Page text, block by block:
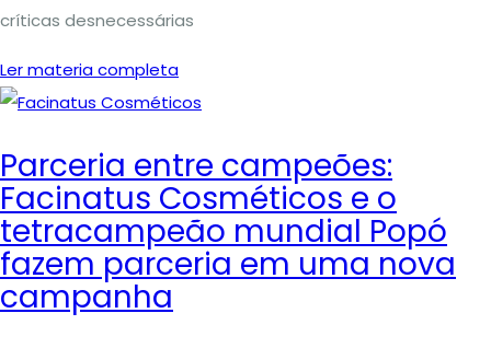
críticas desnecessárias
Ler materia completa
Parceria entre campeões:
Facinatus Cosméticos e o
tetracampeão mundial Popó
fazem parceria em uma nova
campanha